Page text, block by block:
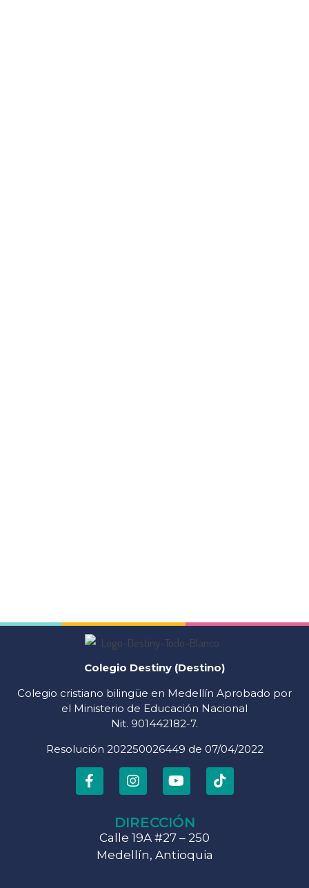
Colegio Destiny (Destino)
Colegio cristiano bilingüe en Medellín Aprobado por
el Ministerio de Educación Nacional
Nit. 901442182-7.
Resolución 202250026449 de 07/04/2022
DIRECCIÓN
Calle 19A #27 – 250
Medellín, Antioquia